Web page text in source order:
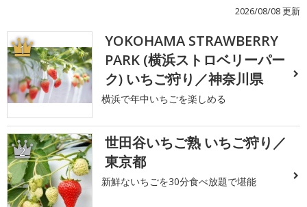
2026/08/08 更新
1
YOKOHAMA STRAWBERRY
PARK (横浜ストロベリーパー
ク) いちご狩り／神奈川県
横浜で年中いちごを楽しめる
2
世田谷いちご熟 いちご狩り／
東京都
新鮮ないちごを30分食べ放題で堪能